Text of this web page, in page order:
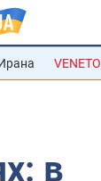
VENETO
в